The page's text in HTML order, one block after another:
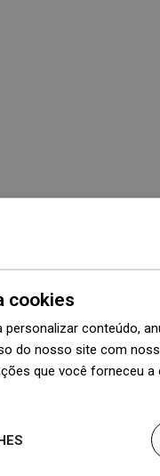
cookies
personalizar conteúdo,
do nosso site com
que você forneceu